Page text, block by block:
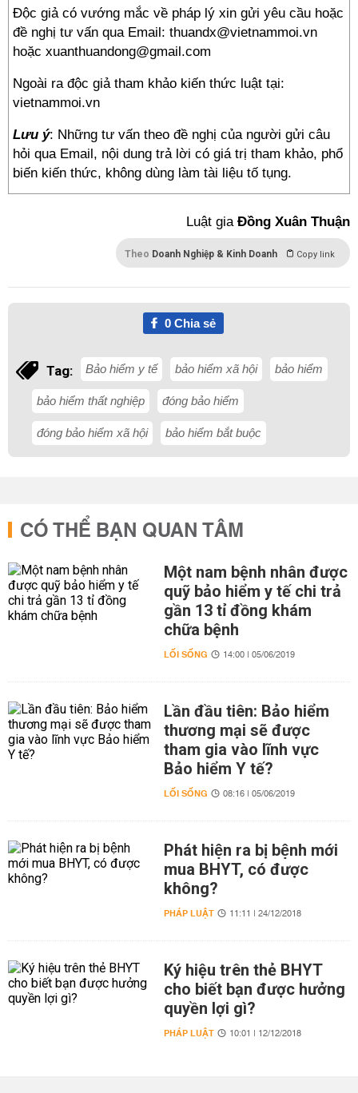
Độc giả có vướng mắc về pháp lý xin gửi yêu cầu hoặc
đề nghị tư vấn qua Email: thuandx@vietnammoi.vn
hoặc xuanthuandong@gmail.com
Ngoài ra độc giả tham khảo kiến thức luật tại:
vietnammoi.vn
Lưu ý: Những tư vấn theo đề nghị của người gửi câu
hỏi qua Email, nội dung trả lời có giá trị tham khảo, phổ
biến kiến thức, không dùng làm tài liệu tố tụng.
Luật gia Đồng Xuân Thuận
Theo Doanh Nghiệp & Kinh Doanh Copy link
0Chia sẻ
Tag: Bảo hiểm y tế bảo hiểm xã hội bảo hiểm
bảo hiểm thất nghiệp đóng bảo hiểm
đóng bảo hiểm xã hội bảo hiểm bắt buộc
CÓ THỂ BẠN QUAN TÂM
Một nam bệnh nhân được
quỹ bảo hiểm y tế chi trả
gần 13 tỉ đồng khám
chữa bệnh
LỐI SỐNG 14:00 | 05/06/2019
Lần đầu tiên: Bảo hiểm
thương mại sẽ được
tham gia vào lĩnh vực
Bảo hiểm Y tế?
LỐI SỐNG 08:16 | 05/06/2019
Phát hiện ra bị bệnh mới
mua BHYT, có được
không?
PHÁP LUẬT 11:11 | 24/12/2018
Ký hiệu trên thẻ BHYT
cho biết bạn được hưởng
quyền lợi gì?
PHÁP LUẬT 10:01 | 12/12/2018